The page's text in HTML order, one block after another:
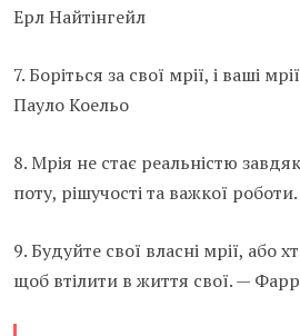
Ерл Найтінгейл
7. Боріться за свої мрії, і ваші
Пауло Коельо
8. Мрія не стає реальністю
поту, рішучості та важкої
9. Будуйте свої власні мрії, або
щоб втілити в життя свої. —